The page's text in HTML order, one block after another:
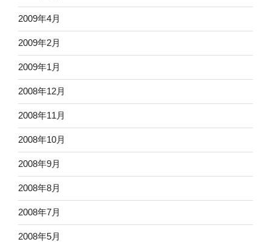
2009年4月
2009年2月
2009年1月
2008年12月
2008年11月
2008年10月
2008年9月
2008年8月
2008年7月
2008年5月